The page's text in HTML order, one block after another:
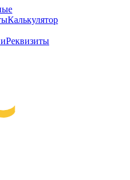
Калькулятор
Реквизиты